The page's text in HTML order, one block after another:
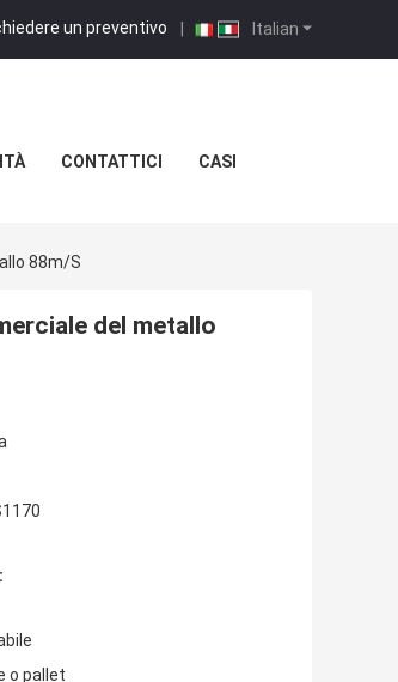
Italian
un preventivo |
CONTATTICI CASI
88m/S
del metallo
o pallet